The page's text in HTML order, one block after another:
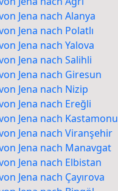
Jena nach Alanya
Jena nach Polatlı
Jena nach Yalova
Jena nach Salihli
Jena nach Giresun
Jena nach Nizip
Jena nach Ereğli
Jena nach Kastamonu
Jena nach Viranşehir
Jena nach Manavgat
Jena nach Elbistan
Jena nach Çayırova